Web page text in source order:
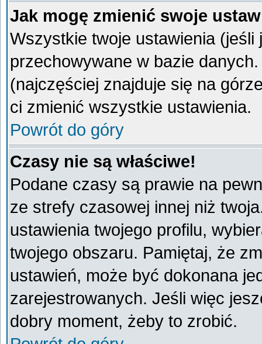
Jak mogę zmienić swoje
Wszystkie twoje ustawienia
przechowywane w bazie
(najczęściej znajduje się na
ci zmienić wszystkie ustawienia.
Powrót do góry
Czasy nie są właściwe!
Podane czasy są prawie na
ze strefy czasowej innej niż
ustawienia twojego profilu,
twojego obszaru. Pamiętaj, że
ustawień, może być dokonana
zarejestrowanych. Jeśli więc
dobry moment, żeby to zrobić.